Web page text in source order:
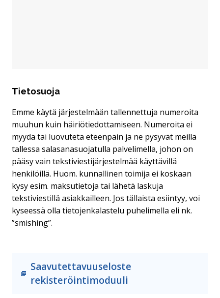
Tietosuoja
Emme käytä järjestelmään tallennettuja numeroita
muuhun kuin häiriötiedottamiseen. Numeroita ei
myydä tai luovuteta eteenpäin ja ne pysyvät meillä
tallessa salasanasuojatulla palvelimella, johon on
pääsy vain tekstiviestijärjestelmää käyttävillä
henkilöillä. Huom. kunnallinen toimija ei koskaan
kysy esim. maksutietoja tai lähetä laskuja
tekstiviestillä asiakkailleen. Jos tällaista esiintyy, voi
kyseessä olla tietojenkalastelu puhelimella eli nk.
”smishing”.
Saavutettavuuseloste
rekisteröintimoduuli